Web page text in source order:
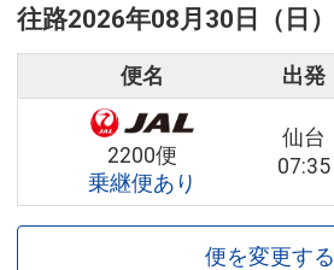
往路2026年08月30日（日）
便名 出発
2200便
乗継便あり
仙台
07:35
便を変更する